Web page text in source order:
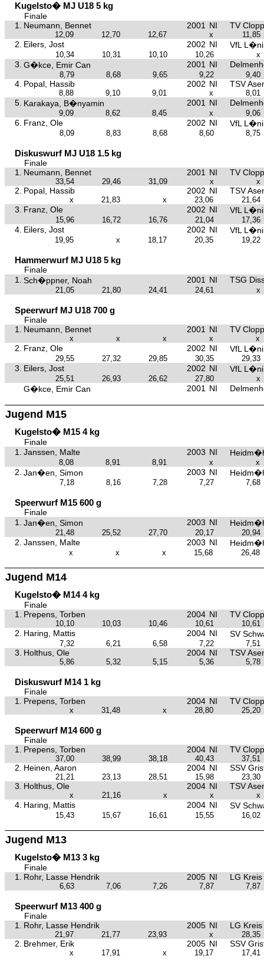
Kugelsto� MJ U18 5 kg
Finale
1.
Neumann, Bennet 2001 NI TV
12,09 12,70 12,67 x 11,85
2. Eilers, Jost 2002 NI VfL
10,34 10,31 10,10 10,26 x
3. G�kce, Emir Can 2001 NI
8,79 8,68 9,65 9,22 9,40
4. Popal, Hassib 2002 NI TSV
8,88 9,10 9,01 x 8,01
5. Karakaya, B�nyamin 2001 NI
9,09 8,62 8,45 x 9,06
6. Franz, Ole 2002 NI VfL
8,09 8,83 8,68 8,60 8,75
Diskuswurf MJ U18 1.5 kg
Finale
1.
Neumann, Bennet 2001 NI TV
33,54 29,46 31,09 x x
2. Popal, Hassib 2002 NI TSV
x 21,83 x 23,06 21,64
3. Franz, Ole 2002 NI VfL
15,96 16,72 16,76 21,04 17,36
4. Eilers, Jost 2002 NI VfL
19,95 x 18,17 20,35 19,22
Hammerwurf MJ U18 5 kg
Finale
1.
Sch�ppner, Noah 2001 NI TSG
21,05 21,80 24,41 24,61 x
Speerwurf MJ U18 700 g
Finale
1.
Neumann, Bennet 2001 NI TV
x x x x x
2. Franz, Ole 2002 NI VfL
29,55 27,32 29,85 30,35 29,33
3. Eilers, Jost 2002 NI VfL
25,51 26,93 26,62 27,80 x
G�kce, Emir Can 2001 NI
Jugend M15
Kugelsto� M15 4 kg
Finale
1.
Janssen, Malte 2003 NI
8,08 8,91 8,91 x x
2. Jan�en, Simon 2003 NI
7,18 8,16 7,28 7,27 7,68
Speerwurf M15 600 g
Finale
1.
Jan�en, Simon 2003 NI
21,48 25,52 27,70 20,17 20,94
2. Janssen, Malte 2003 NI
x x x 15,68 26,48
Jugend M14
Kugelsto� M14 4 kg
Finale
1.
Prepens, Torben 2004 NI TV
10,10 10,03 10,46 10,61 10,61
2. Haring, Mattis 2004 NI SV
7,32 6,21 6,58 7,22 7,51
3. Holthus, Ole 2004 NI TSV
5,86 5,32 5,15 5,36 5,78
Diskuswurf M14 1 kg
Finale
1.
Prepens, Torben 2004 NI TV
x 31,48 x 28,80 25,20
Speerwurf M14 600 g
Finale
1.
Prepens, Torben 2004 NI TV
37,00 38,99 38,18 40,43 37,51
2. Heinen, Aaron 2004 NI SSV
21,21 23,13 28,51 15,98 23,30
3. Holthus, Ole 2004 NI TSV
x 21,16 x x x
4. Haring, Mattis 2004 NI SV
15,43 15,67 16,61 15,55 16,02
Jugend M13
Kugelsto� M13 3 kg
Finale
1.
Rohr, Lasse Hendrik 2005 NI LG
6,63 7,06 7,26 7,87 7,87
Speerwurf M13 400 g
Finale
1.
Rohr, Lasse Hendrik 2005 NI LG
21,97 21,77 23,93 x 28,35
2. Brehmer, Erik 2005 NI SSV
x 17,91 x 19,17 17,41